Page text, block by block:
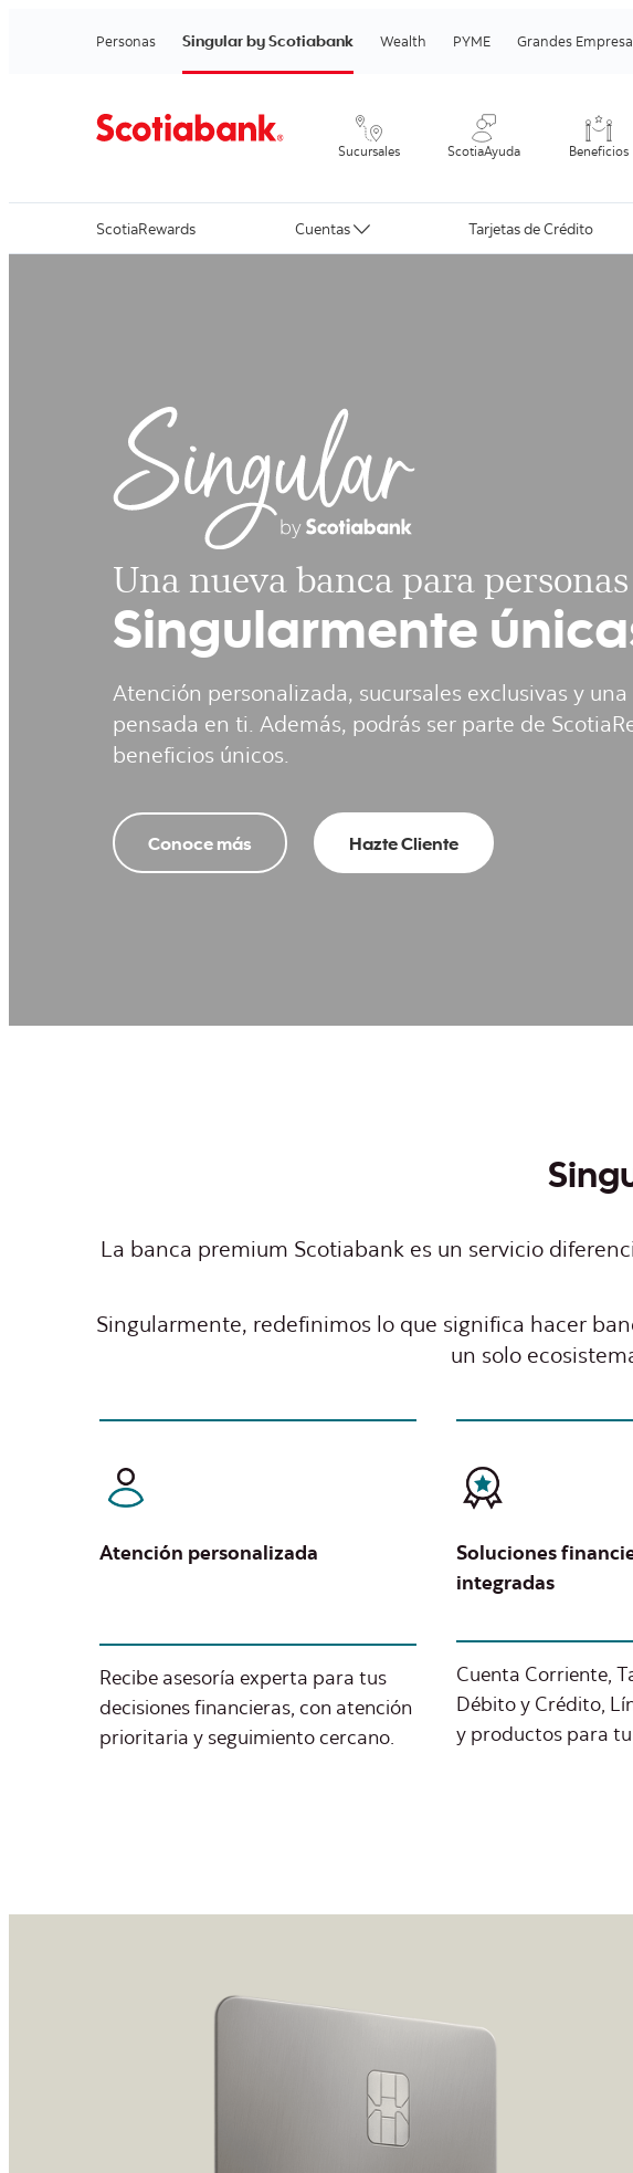
Personas Singular by Scotiabank Wealth PYME Grandes
Sucursales ScotiaAyuda Beneficios
ScotiaRewards Cuentas Tarjetas de Crédito
Una nueva banca para personas​
Singularmente
Atención personalizada, sucursales exclusivas y
pensada en ti. Además, podrás ser parte de
beneficios únicos​.
Conoce más Hazte Cliente
La banca premium Scotiabank es un servicio
Singularmente, redefinimos lo que significa hacer
un solo
Atención personalizada
Recibe asesoría experta para tus
decisiones financieras, con atención
prioritaria y seguimiento cercano.​
Soluciones
integradas
Cuenta Corriente,
Débito y Crédito,
y productos para